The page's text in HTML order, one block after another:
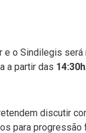
e o Sindilegis
a partir das 14:30h.
discutir
para